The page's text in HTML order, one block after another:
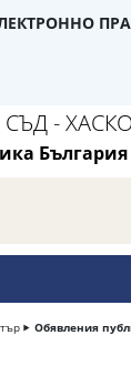
-
България
Обявления